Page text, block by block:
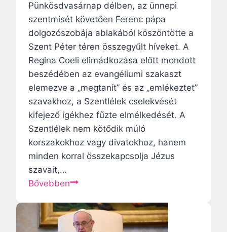
a
:
A
k
l
a
r
i
s
s
z
á
n
y
Pünkösdvasárnap délben, az ünnepi
szentmisét követően Ferenc pápa
dolgozószobája ablakából köszöntötte a
Szent Péter téren összegyűlt híveket. A
Regina Coeli elimádkozása előtt mondott
beszédében az evangéliumi szakaszt
elemezve a „megtanít” és az „emlékeztet”
szavakhoz, a Szentlélek cselekvését
kifejező igékhez fűzte elmélkedését. A
Szentlélek nem kötődik múló
korszakokhoz vagy divatokhoz, hanem
minden korral összekapcsolja Jézus
szavait,…
BővebbenA
z
e